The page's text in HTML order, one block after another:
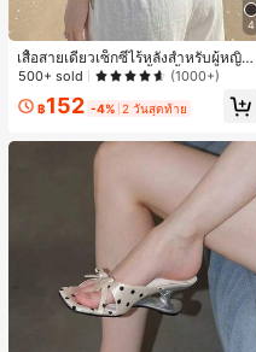
4
เสื้อสายเดี่ยวเซ็กซี่ไร้หลังสำหรับผู้หญิง
พร้อมบราแบบมีฟองน้ำ, เสื้อกล้ามแขน
500+ sold (1000+)
฿152 -4% 2 วันสุดท้าย